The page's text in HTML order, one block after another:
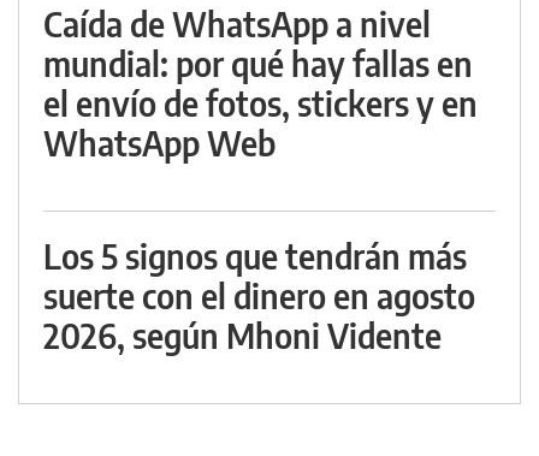
Caída de WhatsApp a nivel
mundial: por qué hay fallas en
el envío de fotos, stickers y en
WhatsApp Web
Los 5 signos que tendrán más
suerte con el dinero en agosto
2026, según Mhoni Vidente